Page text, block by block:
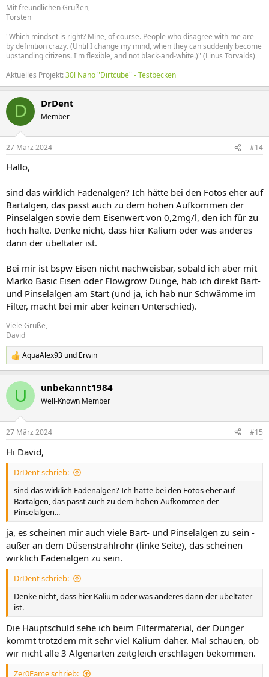
Mit freundlichen Grüßen,
Torsten
"Which mindset is right? Mine, of course. People who disagree with me are
by definition crazy. (Until I change my mind, when they can suddenly become
upstanding citizens. I'm flexible, and not black-and-white.)" (Linus Torvalds)
Aktuelles Projekt:30l Nano "Dirtcube" - Testbecken
D DrDent
Member
27 März 2024 #14
Hallo,
sind das wirklich Fadenalgen? Ich hätte bei den Fotos eher auf
Bartalgen, das passt auch zu dem hohen Aufkommen der
Pinselalgen sowie dem Eisenwert von 0,2mg/l, den ich für zu
hoch halte. Denke nicht, dass hier Kalium oder was anderes
dann der übeltäter ist.
Bei mir ist bspw Eisen nicht nachweisbar, sobald ich aber mit
Marko Basic Eisen oder Flowgrow Dünge, hab ich direkt Bart-
und Pinselalgen am Start (und ja, ich hab nur Schwämme im
Filter, macht bei mir aber keinen Unterschied).
Viele Grüße,
David
R
e
k
i
e
:
AquaAlex93 und Erwin
U unbekannt1984
Well-Known Member
27 März 2024 #15
Hi David,
DrDent schrieb:
sind das wirklich Fadenalgen? Ich hätte bei den Fotos eher auf
Bartalgen, das passt auch zu dem hohen Aufkommen der
Pinselalgen...
ja, es scheinen mir auch viele Bart- und Pinselalgen zu sein -
außer an dem Düsenstrahlrohr (linke Seite), das scheinen
wirklich Fadenalgen zu sein.
DrDent schrieb:
Denke nicht, dass hier Kalium oder was anderes dann der übeltäter
ist.
Die Hauptschuld sehe ich beim Filtermaterial, der Dünger
kommt trotzdem mit sehr viel Kalium daher. Mal schauen, ob
wir nicht alle 3 Algenarten zeitgleich erschlagen bekommen.
Zer0Fame schrieb: